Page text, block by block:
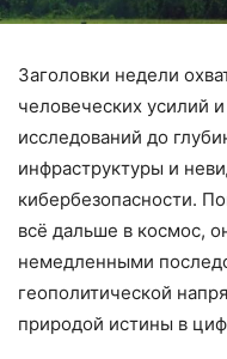
Заголовки недели
человеческих усилий
исследований до
инфраструктуры и
кибербезопасности.
всё дальше в космос,
немедленными
геополитической
природой истины в